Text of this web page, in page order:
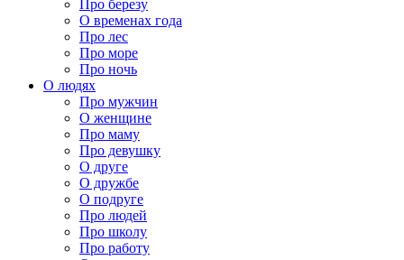
Про березу
О временах года
Про лес
Про море
Про ночь
О людях
Про мужчин
О женщине
Про маму
Про девушку
О друге
О дружбе
О подруге
Про людей
Про школу
Про работу